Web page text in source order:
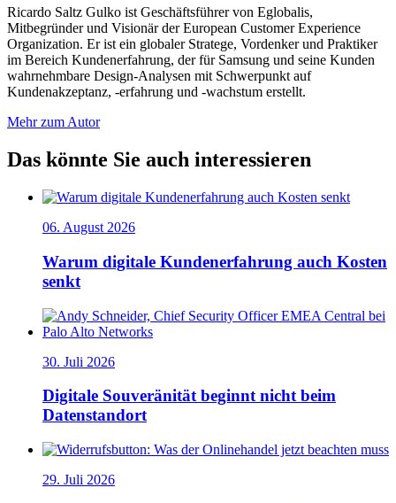
Ricardo Saltz Gulko ist Geschäftsführer von Eglobalis,
Mitbegründer und Visionär der European Customer Experience
Organization. Er ist ein globaler Stratege, Vordenker und Praktiker
im Bereich Kundenerfahrung, der für Samsung und seine Kunden
wahrnehmbare Design-Analysen mit Schwerpunkt auf
Kundenakzeptanz, -erfahrung und -wachstum erstellt.
Mehr zum Autor
Das könnte Sie auch interessieren
06. August 2026
Warum digitale Kundenerfahrung auch Kosten
senkt
30. Juli 2026
Digitale Souveränität beginnt nicht beim
Datenstandort
29. Juli 2026